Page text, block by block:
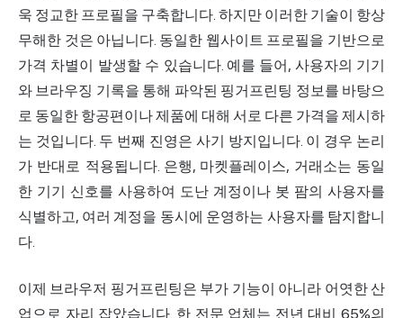
욱 정교한 프로필을 구축합니다. 하지만 이러한 기술이 항상
무해한 것은 아닙니다. 동일한 웹사이트 프로필을 기반으로
가격 차별이 발생할 수 있습니다. 예를 들어, 사용자의 기기
와 브라우징 기록을 통해 파악된 핑거프린팅 정보를 바탕으
로 동일한 항공편이나 제품에 대해 서로 다른 가격을 제시하
는 것입니다. 두 번째 진영은 사기 방지입니다. 이 경우 논리
가 반대로 적용됩니다. 은행, 마켓플레이스, 거래소는 동일
한 기기 신호를 사용하여 도난 계정이나 봇 팜의 사용자를
식별하고, 여러 계정을 동시에 운영하는 사용자를 탐지합니
다.
이제 브라우저 핑거프린팅은 부가 기능이 아니라 어엿한 산
업으로 자리 잡았습니다. 한 전문 업체는 전년 대비 65%의